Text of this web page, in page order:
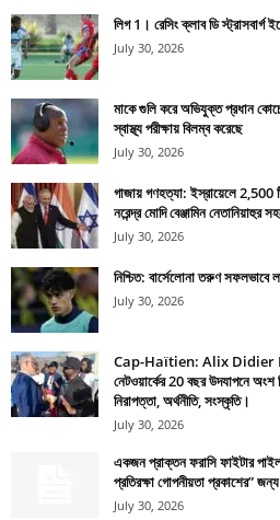
লিগ 1। রেসিং ক্লাব ডি স্ট্রাসবার্গ
July 30, 2026
মাকে গুলি করে অভিযুক্ত প্রধান
স্বাস্থ্য পরীক্ষায় বিলম্ব করেছে
July 30, 2026
গাজায় গণহত্যা: ইস্রায়েলে 2,500
নরেন্দ্র মোদি বেঞ্জামিন নেতানিয়াহুর
July 30, 2026
নিশ্চিত: বার্সেলোনা তরুণ
July 30, 2026
Cap-Haïtien: Alix Didier Fils-
নেটওয়ার্কের 20 বছর উদযাপনে অংশ
নিরাপত্তা, অর্থনীতি, সংস্কৃতি।
July 30, 2026
একজন প্রাক্তন ফরাসি ফাইটার
প্রতিরক্ষা গোপনীয়তা প্রকাশের”
July 30, 2026